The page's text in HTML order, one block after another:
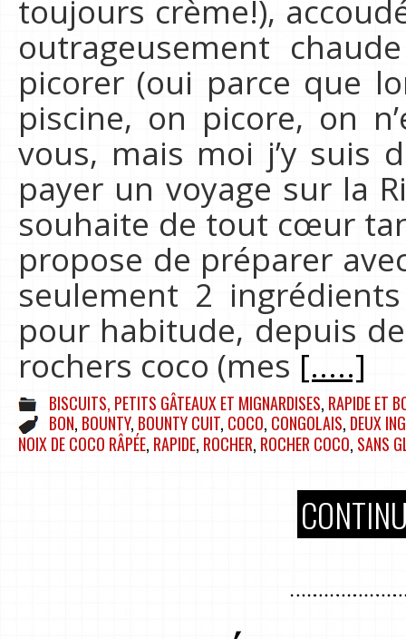
toujours crème!),
outrageusement
picorer (oui parce que
piscine, on picore, on
vous, mais moi j’y suis
payer un voyage sur la
souhaite de tout cœur
propose de préparer
seulement 2
pour habitude, depuis
rochers coco (mes[.....]
BISCUITS, PETITS GÂTEAUX ET MIGNARDISES, RAPIDE ET
BON, BOUNTY, BOUNTY CUIT, COCO, CONGOLAIS, DEUX
NOIX DE COCO RÂPÉE, RAPIDE, ROCHER, ROCHER COCO, SANS